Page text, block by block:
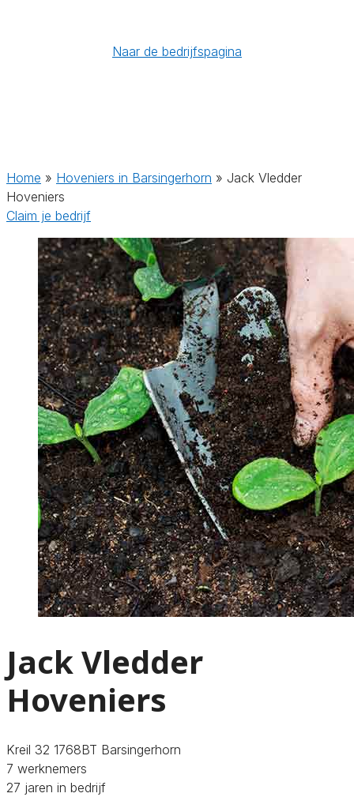
Naar de bedrijfspagina
Home » Hoveniers in Barsingerhorn » Jack Vledder
Hoveniers
Claim je bedrijf
Jack Vledder
Hoveniers
Kreil 32 1768BT Barsingerhorn
7 werknemers
27 jaren in bedrijf